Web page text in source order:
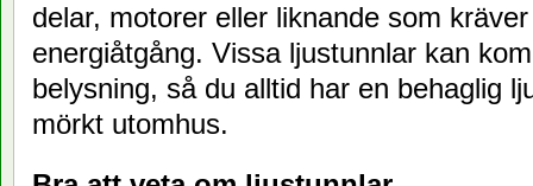
delar, motorer eller liknande som
energiåtgång. Vissa ljustunnlar kan
belysning, så du alltid har en behaglig
mörkt utomhus.